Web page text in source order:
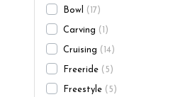
Bowl 17
Carving
Cruising 14
Freeride 5
Freestyle 5